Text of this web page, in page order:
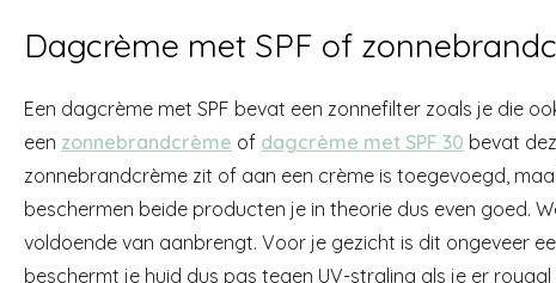
Dagcrème met SPF of
Een dagcrème met SPF bevat een zonnefilter zoals je die
een zonnebrandcrème of dagcrème met SPF 30 bevat
zonnebrandcrème zit of aan een crème is toegevoegd,
beschermen beide producten je in theorie dus even goed.
voldoende van aanbrengt. Voor je gezicht is dit ongeveer
beschermt je huid dus pas tegen UV-straling als je er